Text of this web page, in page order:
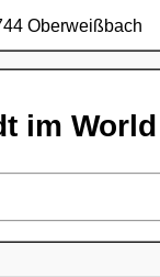
Oberweißbach
im